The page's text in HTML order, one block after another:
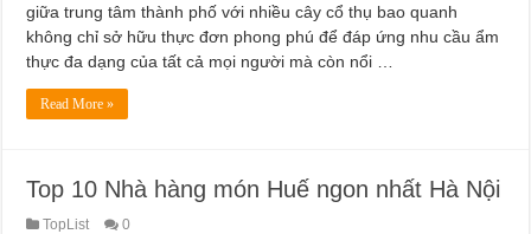
giữa trung tâm thành phố với nhiều cây cổ thụ bao quanh
không chỉ sở hữu thực đơn phong phú để đáp ứng nhu cầu ẩm
thực đa dạng của tất cả mọi người mà còn nổi …
Read More »
Top 10 Nhà hàng món Huế ngon nhất Hà Nội
TopList 0